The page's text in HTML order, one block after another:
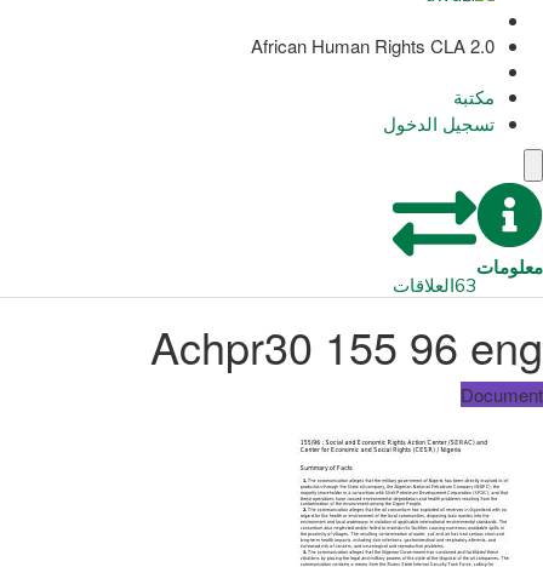
African Human Rights CLA 2.0
مكتبة
تسجيل الدخول
معلومات
63العلاقات
Achpr30 155 96 eng
Document